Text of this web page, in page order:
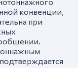
конвенции,
при